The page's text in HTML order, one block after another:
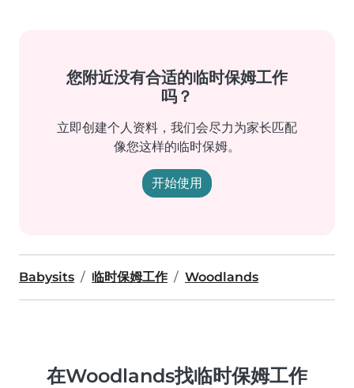
您附近没有合适的临时保姆工作
吗？
立即创建个人资料，我们会尽力为家长匹配
像您这样的临时保姆。
开始使用
Babysits 临时保姆工作 Woodlands
在Woodlands找临时保姆工作